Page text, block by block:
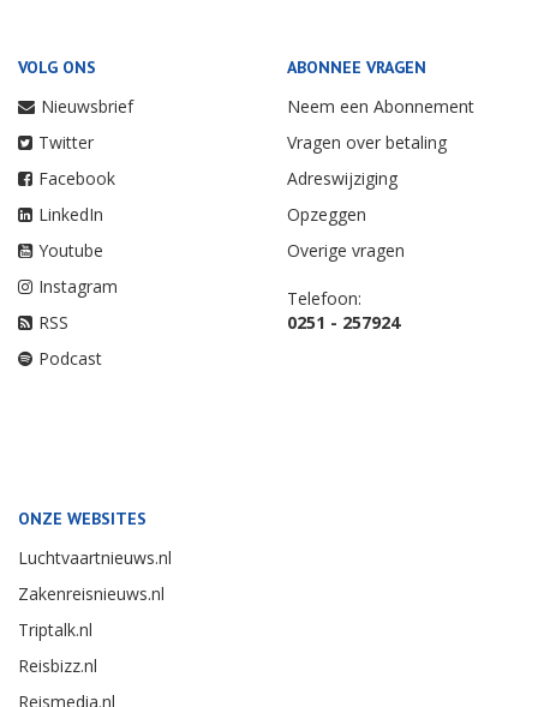
VOLG ONS
Nieuwsbrief
Twitter
Facebook
LinkedIn
Youtube
Instagram
RSS
Podcast
ABONNEE VRAGEN
Neem een Abonnement
Vragen over betaling
Adreswijziging
Opzeggen
Overige vragen
Telefoon:
0251 - 257924
ONZE WEBSITES
Luchtvaartnieuws.nl
Zakenreisnieuws.nl
Triptalk.nl
Reisbizz.nl
Reismedia.nl